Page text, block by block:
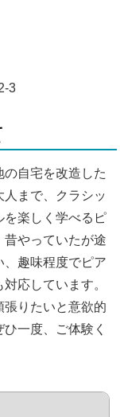
3
自宅を改造した
まで、クラシッ
を楽しく学べるピ
昔やっていたが途
、趣味程度でピア
応しています。
りたいと意欲的
一度、ご体験く